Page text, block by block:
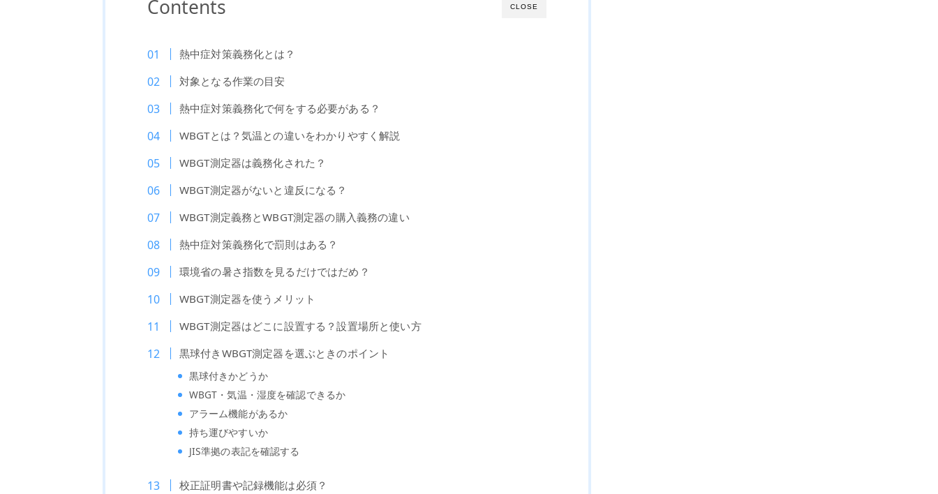
CLOSE
Contents
熱中症対策義務化とは？
対象となる作業の目安
熱中症対策義務化で何をする必要がある？
WBGTとは？気温との違いをわかりやすく解説
WBGT測定器は義務化された？
WBGT測定器がないと違反になる？
WBGT測定義務とWBGT測定器の購入義務の違い
熱中症対策義務化で罰則はある？
環境省の暑さ指数を見るだけではだめ？
WBGT測定器を使うメリット
WBGT測定器はどこに設置する？設置場所と使い方
黒球付きWBGT測定器を選ぶときのポイント
黒球付きかどうか
WBGT・気温・湿度を確認できるか
アラーム機能があるか
持ち運びやすいか
JIS準拠の表記を確認する
校正証明書や記録機能は必須？